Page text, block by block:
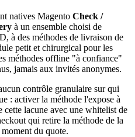
natives Magento Check /
à un ensemble choisi de
à des méthodes de livraison de
petit et chirurgical pour les
méthodes offline "à confiance"
jamais aux invités anonymes.
contrôle granulaire sur qui
: activer la méthode l'expose à
lacune avec une whitelist de
qui retire la méthode de la
du quote.